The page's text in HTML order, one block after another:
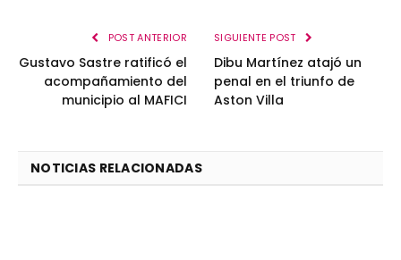
POST ANTERIOR
Gustavo Sastre ratificó el
acompañamiento del
municipio al MAFICI
SIGUIENTE POST
Dibu Martínez atajó un
penal en el triunfo de
Aston Villa
NOTICIAS RELACIONADAS